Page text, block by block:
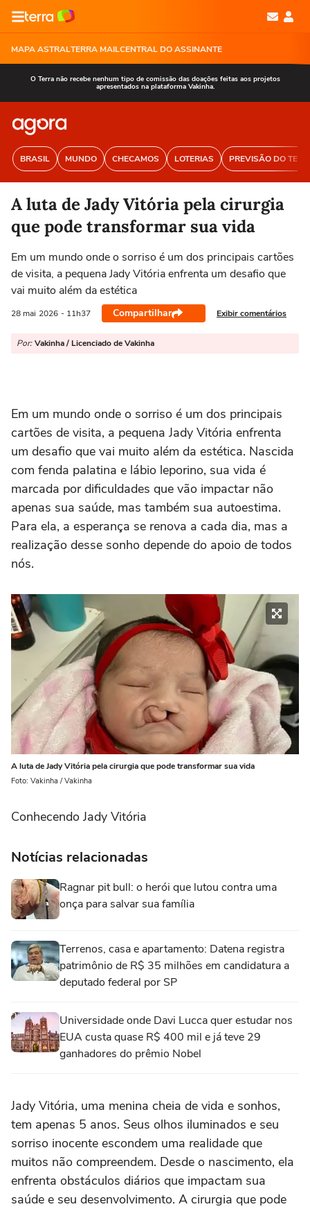
MAPA ASTRALTERRA MAILCENTRAL DO ASSINANTE
O Terra não recebe nenhum tipo de comissão das doações feitas aos projetos
apresentados na plataforma Vakinha.
BRASIL MUNDO CHECAMOS LOTERIAS PREVISÃO DO
A luta de Jady Vitória pela cirurgia
que pode transformar sua vida
Em um mundo onde o sorriso é um dos principais cartões
de visita, a pequena Jady Vitória enfrenta um desafio que
vai muito além da estética
28 mai 2026 - 11h37 Compartilhar Exibir comentários
Por: Vakinha / Licenciado de Vakinha
Em um mundo onde o sorriso é um dos principais
cartões de visita, a pequena Jady Vitória enfrenta
um desafio que vai muito além da estética. Nascida
com fenda palatina e lábio leporino, sua vida é
marcada por dificuldades que vão impactar não
apenas sua saúde, mas também sua autoestima.
Para ela, a esperança se renova a cada dia, mas a
realização desse sonho depende do apoio de todos
nós.
A luta de Jady Vitória pela cirurgia que pode transformar sua vida
Foto: Vakinha / Vakinha
Conhecendo Jady Vitória
Notícias relacionadas
Ragnar pit bull: o herói que lutou contra uma
onça para salvar sua família
Terrenos, casa e apartamento: Datena registra
patrimônio de R$ 35 milhões em candidatura a
deputado federal por SP
Universidade onde Davi Lucca quer estudar nos
EUA custa quase R$ 400 mil e já teve 29
ganhadores do prêmio Nobel
Jady Vitória, uma menina cheia de vida e sonhos,
tem apenas 5 anos. Seus olhos iluminados e seu
sorriso inocente escondem uma realidade que
muitos não compreendem. Desde o nascimento, ela
enfrenta obstáculos diários que impactam sua
saúde e seu desenvolvimento. A cirurgia que pode